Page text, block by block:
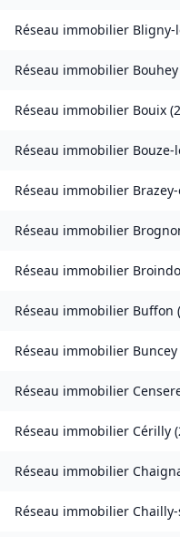
Réseau immobilier Bligny-
Réseau immobilier Bouhey
Réseau immobilier Bouix (
Réseau immobilier Bouze-
Réseau immobilier
Réseau immobilier
Réseau immobilier
Réseau immobilier Buffon (
Réseau immobilier Buncey
Réseau immobilier
Réseau immobilier Cérilly (
Réseau immobilier
Réseau immobilier